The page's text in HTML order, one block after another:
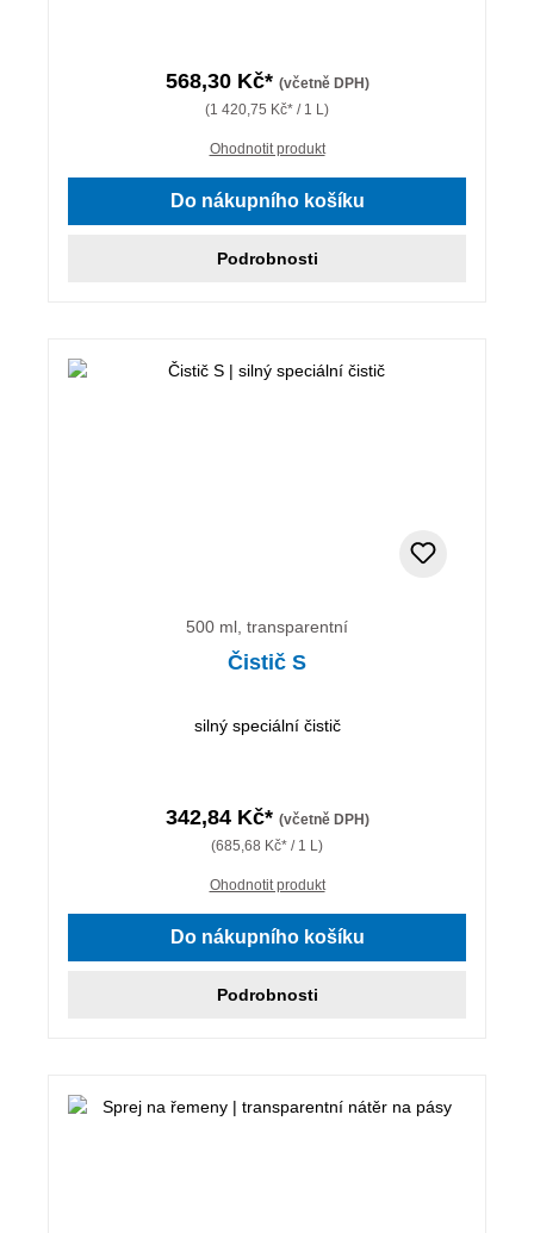
568,30 Kč* (včetně DPH)
(1 420,75 Kč* / 1 L)
Ohodnotit produkt
Do nákupního košíku
Podrobnosti
500 ml, transparentní
Čistič S
silný speciální čistič
342,84 Kč* (včetně DPH)
(685,68 Kč* / 1 L)
Ohodnotit produkt
Do nákupního košíku
Podrobnosti